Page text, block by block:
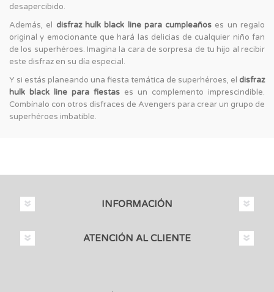
desapercibido.
Además, el disfraz hulk black line para cumpleaños es un regalo
original y emocionante que hará las delicias de cualquier niño fan
de los superhéroes. Imagina la cara de sorpresa de tu hijo al recibir
este disfraz en su día especial.
Y si estás planeando una fiesta temática de superhéroes, el disfraz
hulk black line para fiestas es un complemento imprescindible.
Combínalo con otros disfraces de Avengers para crear un grupo de
superhéroes imbatible.
INFORMACIÓN
ATENCIÓN AL CLIENTE